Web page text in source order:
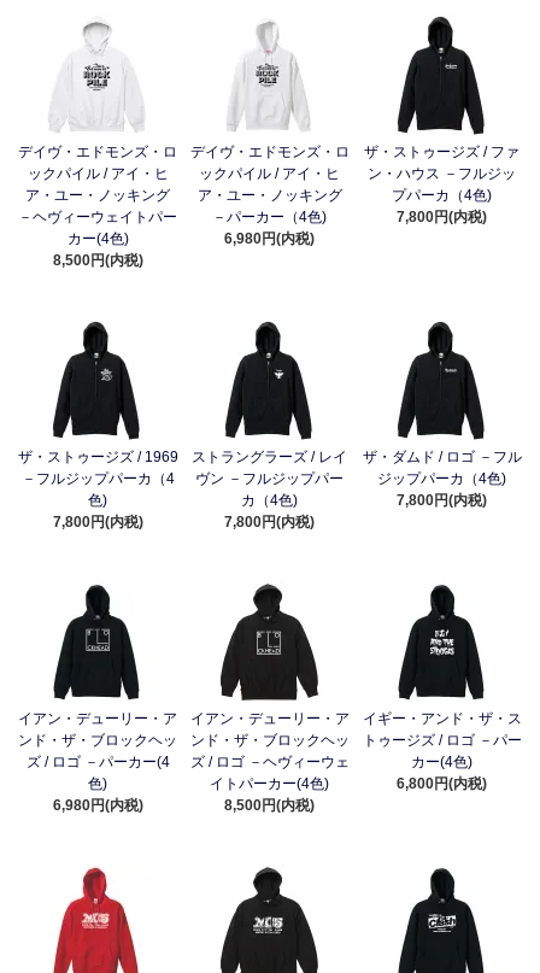
デイヴ・エドモンズ・ロ
ックパイル / アイ・ヒ
ア・ユー・ノッキング
－ヘヴィーウェイトパー
カー(4色)
8,500円(内税)
デイヴ・エドモンズ・ロ
ックパイル / アイ・ヒ
ア・ユー・ノッキング
－パーカー（4色)
6,980円(内税)
ザ・ストゥージズ / ファ
ン・ハウス －フルジッ
プパーカ（4色)
7,800円(内税)
ザ・ストゥージズ / 1969
－フルジップパーカ（4
色)
7,800円(内税)
ストラングラーズ / レイ
ヴン －フルジップパー
カ（4色)
7,800円(内税)
ザ・ダムド / ロゴ －フル
ジップパーカ（4色)
7,800円(内税)
イアン・デューリー・ア
ンド・ザ・ブロックヘッ
ズ / ロゴ －パーカー(4
色)
6,980円(内税)
イアン・デューリー・ア
ンド・ザ・ブロックヘッ
ズ / ロゴ －ヘヴィーウェ
イトパーカー(4色)
8,500円(内税)
イギー・アンド・ザ・ス
トゥージズ / ロゴ －パー
カー(4色)
6,800円(内税)